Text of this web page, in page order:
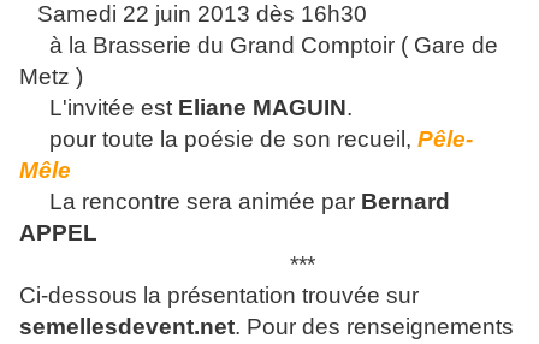
Samedi 22 juin 2013 dès 16h30
à la Brasserie du Grand Comptoir ( Gare de
Metz )
L'invitée est Eliane MAGUIN.
pour toute la poésie de son recueil, Pêle-
Mêle
La rencontre sera animée par Bernard
APPEL
***
Ci-dessous la présentation trouvée sur
semellesdevent.net. Pour des renseignements